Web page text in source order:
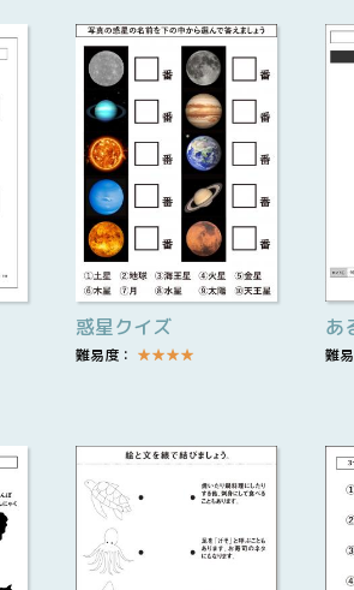
惑星クイズ
難易度： ★★★★
あ
難